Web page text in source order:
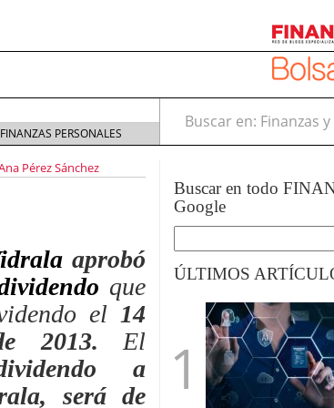
privado
gestionar tus
cómo anticiparte
FINANZAS PERSONALES
Buscar en:
Pérez Sánchez
aprobó
que
el 14
2013. El
a
será de
Buscar en todo
Google
ÚLTIMOS